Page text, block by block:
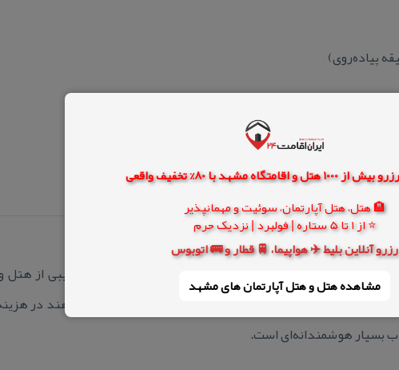
اقامتگاه مشهد با 80% تخفیف واقعی
🏨 هتل، هتل آپارتمان، سوئیت و مهمانپذیر
⭐ از 1 تا 5 ستاره | فولبرد | نزدیک حرم
رزرو آنلاین بلیط ✈️ هواپیما، 🚆 قطار و 🚌 اتوبوس
مشاهده هتل و هتل‌ آپارتمان های مشهد
چیست؟
، همان‌طور كه از نامش پیداست، تركیبی از هتل و
آشپزخانه مجهز هم دارید. این گزینه برای خانواده‌هایی كه می‌خواهند در
بسیار هوشمندانه‌ای است.